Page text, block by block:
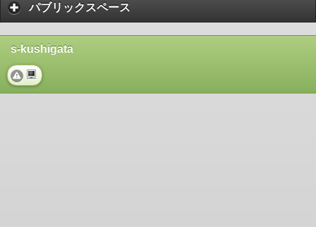
パブリックスペース
s-kushigata